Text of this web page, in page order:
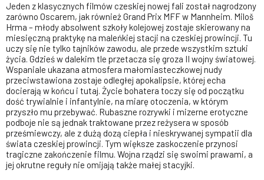
Jeden z klasycznych filmów czeskiej nowej fali został nagrodzony
zarówno Oscarem, jak również Grand Prix MFF w Mannheim. Miloš
Hrma – młody absolwent szkoły kolejowej zostaje skierowany na
miesięczną praktykę na maleńkiej stacji na czeskiej prowincji. Tu
uczy się nie tylko tajników zawodu, ale przede wszystkim sztuki
życia. Gdzieś w dalekim tle przetacza się groza II wojny światowej.
Wspaniale ukazana atmosfera małomiasteczkowej nudy
przeciwstawiona zostaje odległej apokalipsie, której echa
docierają w końcu i tutaj. Życie bohatera toczy się od początku
dość trywialnie i infantylnie, na miarę otoczenia, w którym
przyszło mu przebywać. Rubaszne rozrywki i mizerne erotyczne
podboje nie są jednak traktowane przez reżysera w sposób
prześmiewczy, ale z dużą dozą ciepła i nieskrywanej sympatii dla
świata czeskiej prowincji. Tym większe zaskoczenie przynosi
tragiczne zakończenie filmu. Wojna rządzi się swoimi prawami, a
jej okrutne reguły nie omijają także małej stacyjki.